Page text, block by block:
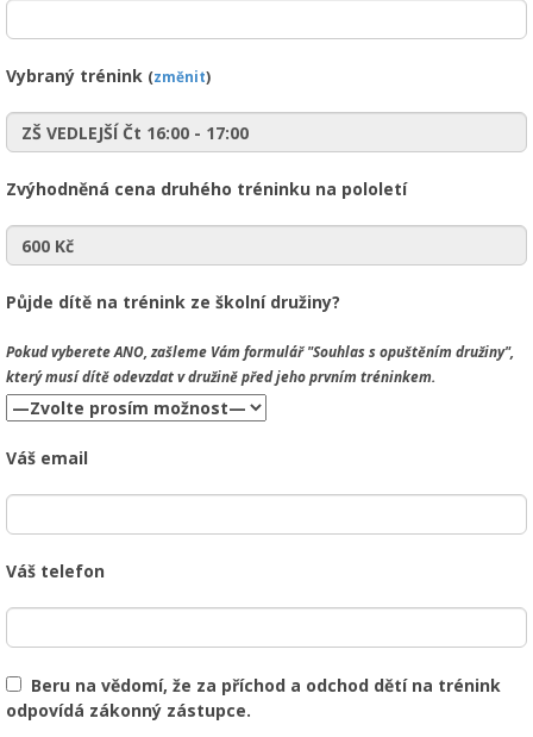
Vybraný trénink (změnit)
Zvýhodněná cena druhého tréninku na pololetí
Půjde dítě na trénink ze školní družiny?
Pokud vybereteANO , zašleme Vám formulář "Souhlas s opuštěním družiny",
který musí dítě odevzdat v družině před jeho prvním tréninkem.
Váš email
Váš telefon
Beru na vědomí, že za příchod a odchod dětí na trénink
odpovídá zákonný zástupce.